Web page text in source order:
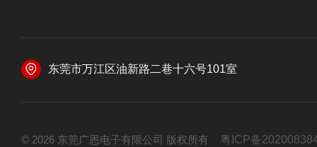
东莞市万江区油新路二巷十六号101室
© 2026 东莞广恩电子有限公司 版权所有 粤ICP备